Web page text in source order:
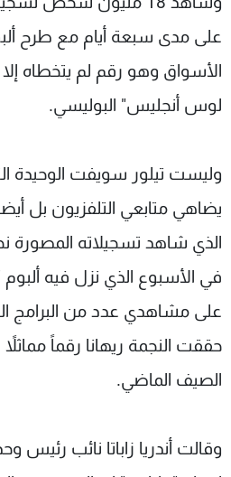
على مدى سبعة أيام مع طرح
الأسواق وهو رقم لم يتخطاه
لوس أنجليس" البوليسي.
وليست تيلور سويفت الوحيدة
يضاهي متابعي التلفزيون بل
الذي شاهد تسجيلاته
في الأسبوع الذي نزل فيه ألبوم
على مشاهدي عدد من البرامج
حققت النجمة ريهانا رقماً
الصيف الماضي.
وقالت أندريا زاباتا نائب رئيس